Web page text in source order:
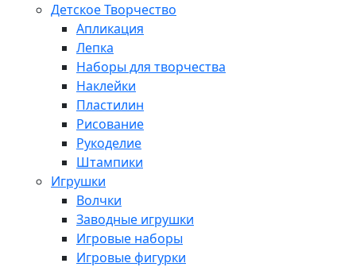
Детское Творчество
Апликация
Лепка
Наборы для творчества
Наклейки
Пластилин
Рисование
Рукоделие
Штампики
Игрушки
Волчки
Заводные игрушки
Игровые наборы
Игровые фигурки